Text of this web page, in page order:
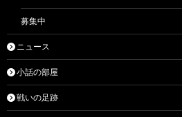
募集中
ニュース
小話の部屋
戦いの足跡